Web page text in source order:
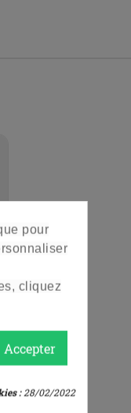
pour
cliquez
Accepter
:28/02/2022